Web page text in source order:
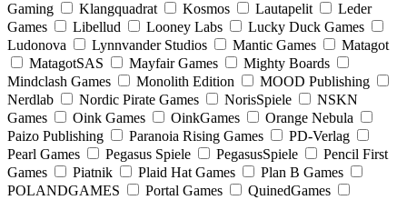
Gaming
Klangquadrat Kosmos Lautapelit
Leder
Games
Libellud Looney Labs
Lucky Duck Games
Ludonova
Lynnvander Studios Mantic Games
Matagot
MatagotSAS
Mayfair Games
Mighty Boards
Mindclash Games
Monolith Edition
MOOD Publishing
Nerdlab
Nordic Pirate Games NorisSpiele
NSKN
Games
Oink Games OinkGames
Orange Nebula
Paizo Publishing
Paranoia Rising Games
PD-Verlag
Pearl Games
Pegasus Spiele PegasusSpiele
Pencil First
Games
Piatnik Plaid Hat Games
Plan B Games
POLANDGAMES
Portal Games
QuinedGames